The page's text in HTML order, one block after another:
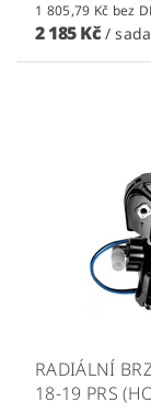
1 805,79 Kč
2 185 Kč / sada
RADIÁLNÍ
18-19 PRS